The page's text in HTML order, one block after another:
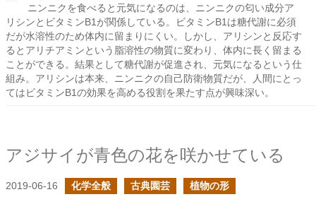
ニンニクを食べると元気になるのは、ニンニクの匂い成分ア
リシンとビタミンB1が関係している。ビタミンB1は糖代謝に必須
だが水溶性のため体内に留まりにくい。しかし、アリシンと反応す
るとアリチアミンという脂溶性の物質に変わり、体内に長く留まる
ことができる。結果として糖代謝が促進され、元気になるという仕
組み。アリシンは本来、ニンニクの自己防衛物質だが、人間にとっ
てはビタミンB1の効果を高める役割を果たす点が興味深い。
アジサイが青色の花を咲かせている
2019-06-16 化学全般 古典園芸 植物の形